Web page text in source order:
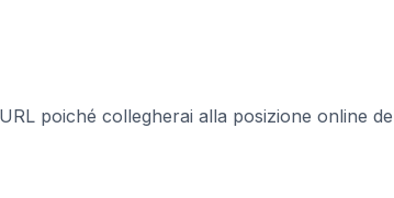
poiché collegherai alla posizione online